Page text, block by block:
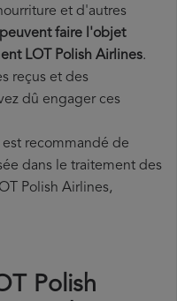
et d'autres
peuvent faire l'objet
LOT Polish Airlines.
reçus et des
dû engager ces
recommandé de
dans le traitement des
Polish Airlines,
Polish